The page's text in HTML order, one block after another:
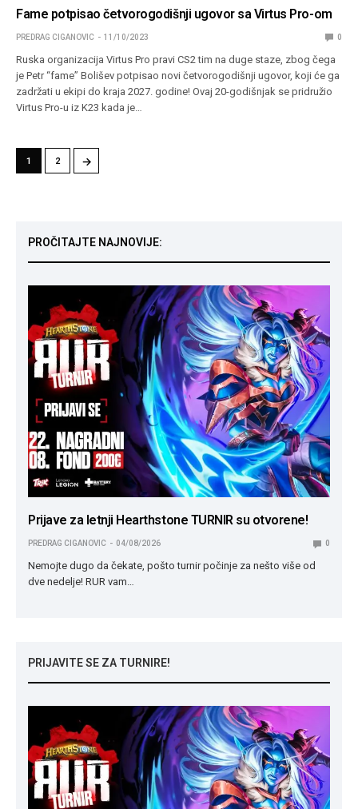
Fame potpisao četvorogodišnji ugovor sa Virtus Pro-om
PREDRAG CIGANOVIC 11/10/2023 0
Ruska organizacija Virtus Pro pravi CS2 tim na duge staze, zbog čega
je Petr “⁠fame⁠” Bolišev potpisao novi četvorogodišnji ugovor, koji će ga
zadržati u ekipi do kraja 2027. godine! Ovaj 20-godišnjak se pridružio
Virtus Pro-u iz K23 kada je…
1 2 →
PROČITAJTE NAJNOVIJE:
Prijave za letnji Hearthstone TURNIR su otvorene!
PREDRAG CIGANOVIC 04/08/2026 0
Nemojte dugo da čekate, pošto turnir počinje za nešto više od
dve nedelje! RUR vam…
PRIJAVITE SE ZA TURNIRE!